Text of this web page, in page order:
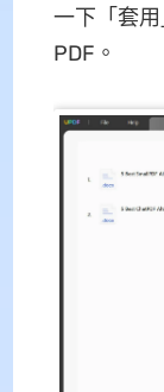
一下「套
PDF。